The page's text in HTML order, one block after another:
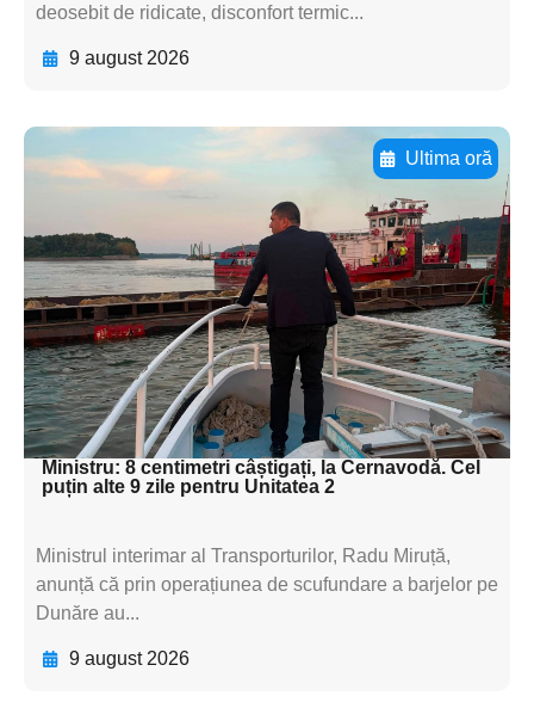
deosebit de ridicate, disconfort termic...
9 august 2026
Ultima oră
Adaugă aici textul pentru
subtitluAdaugă aici
textul pentru
subtitluAdaugă aici
textul pentru
subtitluAdaugă aici
textul pentru subti
Ministru: 8 centimetri câștigați, la Cernavodă. Cel
puțin alte 9 zile pentru Unitatea 2
Ministrul interimar al Transporturilor, Radu Miruță,
anunță că prin operațiunea de scufundare a barjelor pe
Dunăre au...
9 august 2026